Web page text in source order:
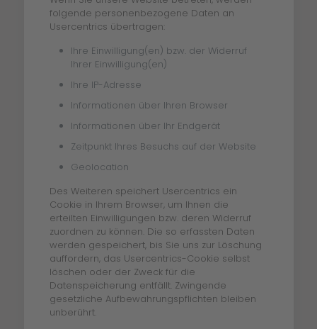
folgende personenbezogene Daten an
Usercentrics übertragen:
Ihre Einwilligung(en) bzw. der Widerruf
Ihrer Einwilligung(en)
Ihre IP-Adresse
Informationen über Ihren Browser
Informationen über Ihr Endgerät
Zeitpunkt Ihres Besuchs auf der Website
Geolocation
Des Weiteren speichert Usercentrics ein
Cookie in Ihrem Browser, um Ihnen die
erteilten Einwilligungen bzw. deren Widerruf
zuordnen zu können. Die so erfassten Daten
werden gespeichert, bis Sie uns zur Löschung
auffordern, das Usercentrics-Cookie selbst
löschen oder der Zweck für die
Datenspeicherung entfällt. Zwingende
gesetzliche Aufbewahrungspflichten bleiben
unberührt.